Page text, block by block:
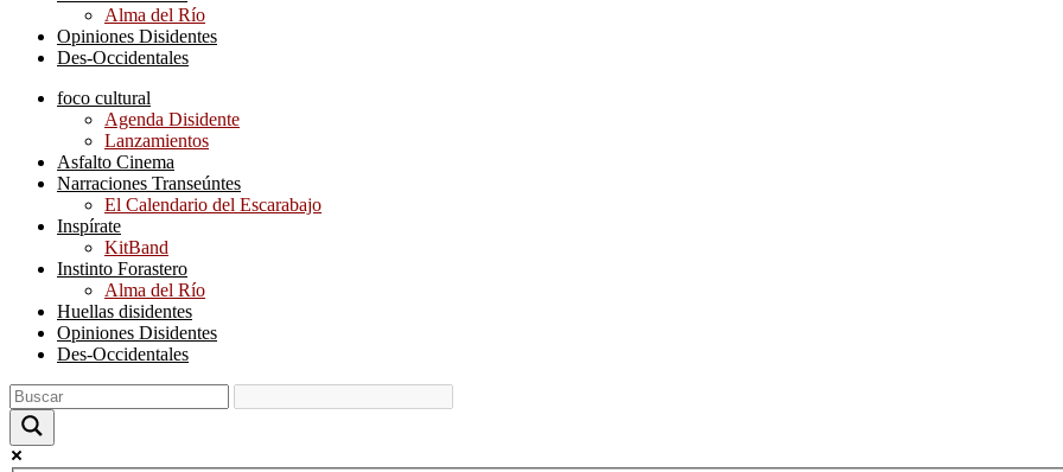
Alma del Río
Opiniones Disidentes
Des-Occidentales
foco cultural
Agenda Disidente
Lanzamientos
Asfalto Cinema
Narraciones Transeúntes
El Calendario del Escarabajo
Inspírate
KitBand
Instinto Forastero
Alma del Río
Huellas disidentes
Opiniones Disidentes
Des-Occidentales